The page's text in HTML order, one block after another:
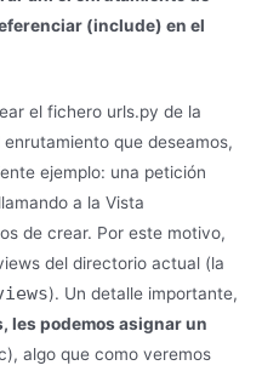
(include) en el
el fichero urls.py de la
que deseamos,
ejemplo: una petición
a la Vista
de crear. Por este motivo,
del directorio actual (la
). Un detalle importante,
les podemos asignar un
algo que como veremos